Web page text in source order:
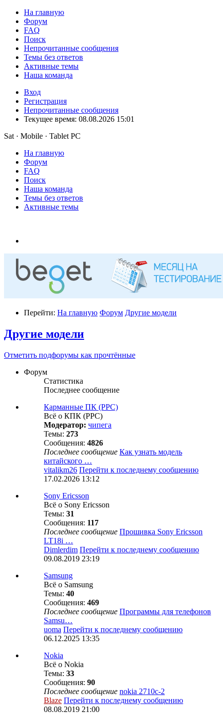
На главную
Форум
FAQ
Поиск
Непрочитанные сообщения
Темы без ответов
Активные темы
Наша команда
Вход
Регистрация
Непрочитанные сообщения
Текущее время: 08.08.2026 15:01
Sat · Mobile · Tablet PC
На главную
Форум
FAQ
Поиск
Наша команда
Темы без ответов
Активные темы
Перейти: На главную Форум Другие модели
Другие модели
Отметить подфорумы как прочтённые
Форум
Статистика
Последнее сообщение
Карманные ПК (PPC)
Всё о КПК (PPC)
Модератор: чипега
Темы: 273
Сообщения: 4826
Последнее сообщение Как узнать модель
китайского …
vitalikm26 Перейти к последнему сообщению
17.02.2026 13:12
Sony Ericsson
Всё о Sony Ericsson
Темы: 31
Сообщения: 117
Последнее сообщение Прошивка Sony Ericsson
LT18i …
Dimlerdim Перейти к последнему сообщению
09.08.2019 23:19
Samsung
Всё о Samsung
Темы: 40
Сообщения: 469
Последнее сообщение Программы для телефонов
Samsu…
uoma Перейти к последнему сообщению
06.12.2025 13:35
Nokia
Всё о Nokia
Темы: 33
Сообщения: 90
Последнее сообщение nokia 2710c-2
Blaze Перейти к последнему сообщению
08.08.2019 21:00